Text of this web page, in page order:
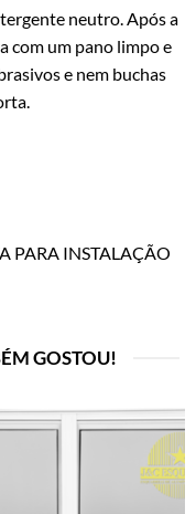
neutro. Após a
com um pano limpo e
e nem buchas
PARA INSTALAÇÃO
GOSTOU!